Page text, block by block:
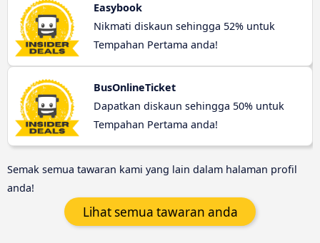
Easybook
Nikmati diskaun sehingga 52% untuk
Tempahan Pertama anda!
BusOnlineTicket
Dapatkan diskaun sehingga 50% untuk
Tempahan Pertama anda!
Semak semua tawaran kami yang lain dalam halaman profil
anda!
Lihat semua tawaran anda